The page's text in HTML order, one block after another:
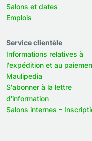
Salons et dates
Emplois
Service clientèle
Informations relatives à
l'expédition et au
Maulipedia
S'abonner à la lettre
d'information
Salons internes –